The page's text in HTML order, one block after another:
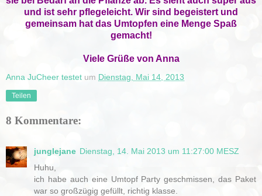
und ist sehr pflegeleicht. Wir sind begeistert und
gemeinsam hat das Umtopfen eine Menge Spaß
gemacht!
Viele Grüße von Anna
Anna JuCheer testet um Dienstag, Mai 14, 2013
Teilen
8 Kommentare:
junglejane Dienstag, 14. Mai 2013 um 11:27:00 MESZ
Huhu,
ich habe auch eine Umtopf Party geschmissen, das Paket
war so großzügig gefüllt, richtig klasse.